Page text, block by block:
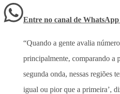
Entre no canal de WhatsApp
“Quando a gente avalia
principalmente, comparando a
segunda onda, nessas regiões
igual ou pior que a primeira’,